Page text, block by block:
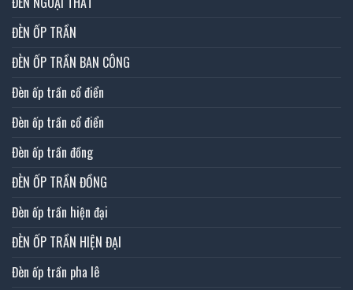
ĐÈN ỐP TRẦN
ĐÈN ỐP TRẦN BAN CÔNG
Đèn ốp trần cổ điển
Đèn ốp trần cổ điển
Đèn ốp trần đồng
ĐÈN ỐP TRẦN ĐỒNG
Đèn ốp trần hiện đại
ĐÈN ỐP TRẦN HIỆN ĐẠI
Đèn ốp trần pha lê